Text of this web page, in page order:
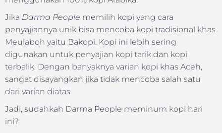
Jika Darma People memilih kopi yang cara
penyajiannya unik bisa mencoba kopi tradisional khas
Meulaboh yaitu Bakopi. Kopi ini lebih sering
digunakan untuk penyajian kopi tarik dan kopi
terbalik. Dengan banyaknya varian kopi khas Aceh,
sangat disayangkan jika tidak mencoba salah satu
dari varian diatas.
Jadi, sudahkah Darma People meminum kopi hari
ini?